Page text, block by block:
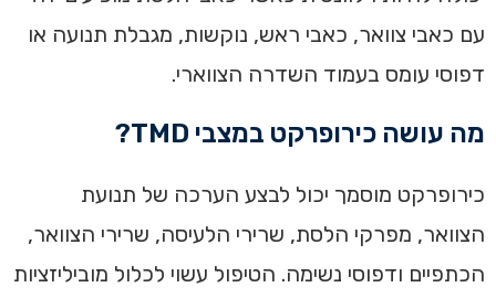
עם כאבי צוואר, כאבי ראש, נוקשות, מגבלת תנועה או
דפוסי עומס בעמוד השדרה הצווארי.
מה עושה כירופרקט במצבי TMD?
כירופרקט מוסמך יכול לבצע הערכה של תנועת
הצוואר, מפרקי הלסת, שרירי הלעיסה, שרירי הצוואר,
הכתפיים ודפוסי נשימה. הטיפול עשוי לכלול מוביליזציות